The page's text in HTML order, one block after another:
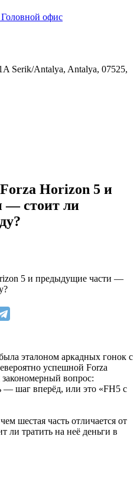
Головной офис
Serik/Antalya, Antalya, 07525,
Horizon 5 и
— стоит ли
5 и предыдущие части —
эталоном аркадных гонок с
успешной Forza
вопрос:
— шаг вперёд, или это «FH5 с
шестая часть отличается от
ли тратить на неё деньги в